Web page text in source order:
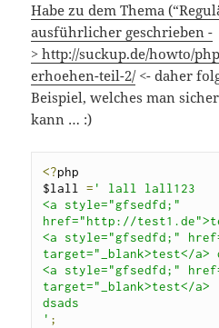
Habe zu dem Thema
ausführlicher geschrieben -
>http://suckup.de/howto/
erhoehen-teil-2/<- daher
Beispiel, welches man
kann … :)
<?php
$lall = ' lall lall123
<a style="gfsedfd;"
href="http://
<a style="gfsedfd;"
target="_blank>test</a>
<a style="gfsedfd;"
target="_blank>test</a>
dsads
' ;